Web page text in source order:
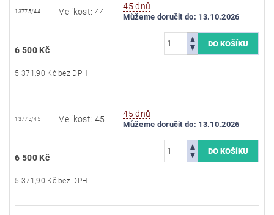
13775/44 Velikost: 44
45 dnů
Můžeme doručit do: 13.10.2026
6 500 Kč
5 371,90 Kč bez DPH
13775/45 Velikost: 45
45 dnů
Můžeme doručit do: 13.10.2026
6 500 Kč
5 371,90 Kč bez DPH